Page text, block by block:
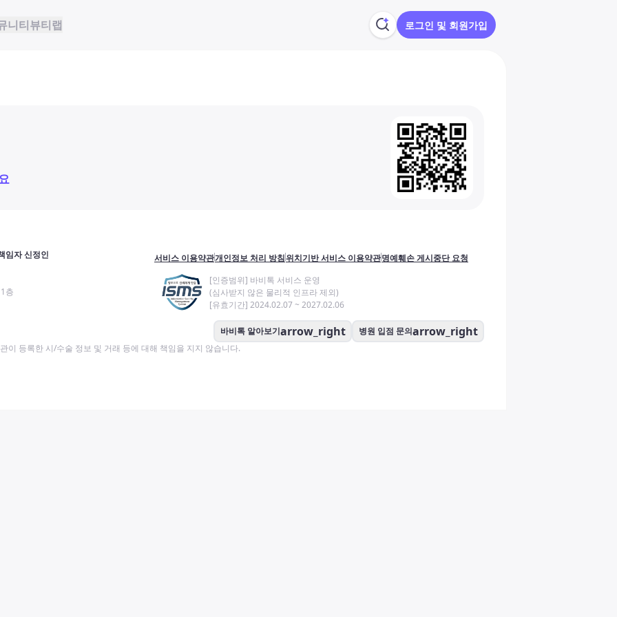
니티뷰티랩 로그인 및 회원가입
임자 신정인
층
서비스 이용약관개인정보 처리 방침위치기반 서비스 이용약관명예훼손 게시중단 요청
[인증범위] 바비톡 서비스 운영
(심사받지 않은 물리적 인프라 제외)
[유효기간] 2024.02.07 ~ 2027.02.06
바비톡 알아보기arrow_right 병원 입점 문의arrow_right
이 등록한 시/수술 정보 및 거래 등에 대해 책임을 지지 않습니다.